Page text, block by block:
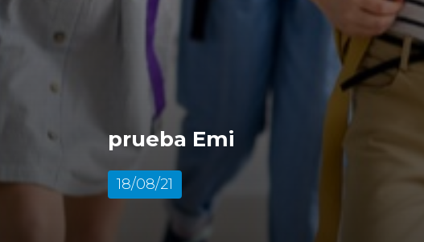
prueba Emi
18/08/21